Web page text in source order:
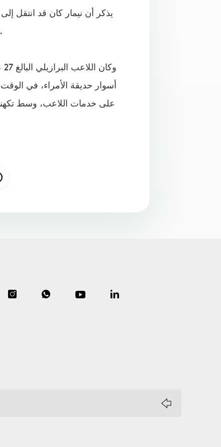
222 مليون يورو في أغلى
أسوار حديقة الأمراء، في
على خدمات اللاعب، وسط